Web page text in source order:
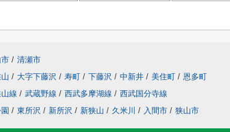
/ 清瀬市
/ 大字下藤沢 / 寿町 / 下藤沢 / 中新井 / 美住町 / 恩多町
線 / 武蔵野線 / 西武多摩湖線 / 西武国分寺線
/ 東所沢 / 新所沢 / 新狭山 / 久米川 / 入間市 / 狭山市